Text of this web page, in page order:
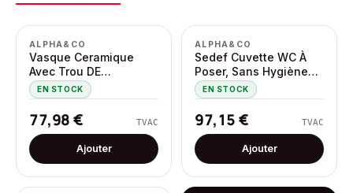
ALPHA&CO
Vasque Ceramique
Avec Trou DE
Robinetterie 60×45CM
EN STOCK
77,98€ TVAC
Ajouter
ALPHA&CO
Sedef Cuvette WC À
Poser, Sans Hygiène
(bidet), Sortie-h
EN STOCK
97,15€ TVAC
Ajouter